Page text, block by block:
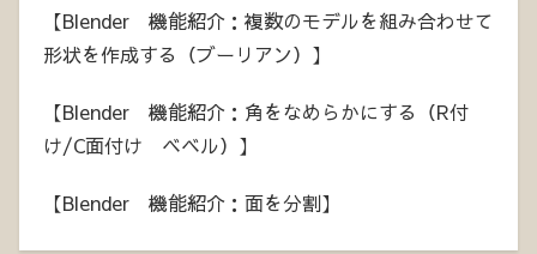
【Blender 機能紹介：複数のモデルを組み合わせて
形状を作成する（ブーリアン）】
【Blender 機能紹介：角をなめらかにする（R付
け/C面付け ベベル）】
【Blender 機能紹介：面を分割】